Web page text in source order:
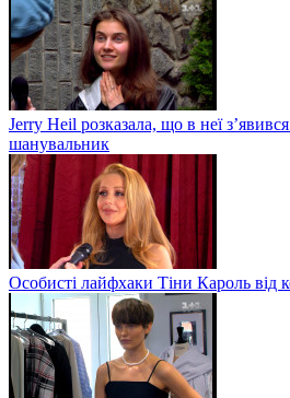
Jerry Heil розказала, що в неї
шанувальник
Особисті лайфхаки Тіни Кароль від